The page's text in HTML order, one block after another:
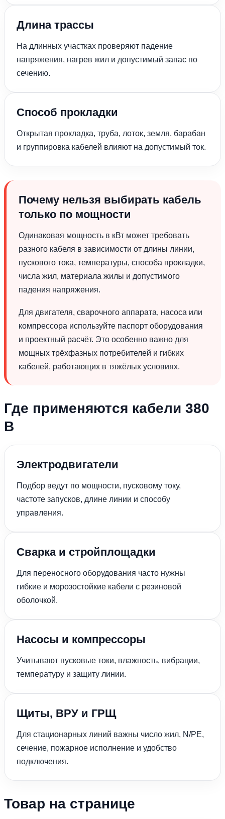
Длина трассы
На длинных участках проверяют падение
напряжения, нагрев жил и допустимый запас по
сечению.
Способ прокладки
Открытая прокладка, труба, лоток, земля, барабан
и группировка кабелей влияют на допустимый ток.
Почему нельзя выбирать кабель
только по мощности
Одинаковая мощность в кВт может требовать
разного кабеля в зависимости от длины линии,
пускового тока, температуры, способа прокладки,
числа жил, материала жилы и допустимого
падения напряжения.
Для двигателя, сварочного аппарата, насоса или
компрессора используйте паспорт оборудования
и проектный расчёт. Это особенно важно для
мощных трёхфазных потребителей и гибких
кабелей, работающих в тяжёлых условиях.
Где применяются кабели 380
В
Электродвигатели
Подбор ведут по мощности, пусковому току,
частоте запусков, длине линии и способу
управления.
Сварка и стройплощадки
Для переносного оборудования часто нужны
гибкие и морозостойкие кабели с резиновой
оболочкой.
Насосы и компрессоры
Учитывают пусковые токи, влажность, вибрации,
температуру и защиту линии.
Щиты, ВРУ и ГРЩ
Для стационарных линий важны число жил, N/PE,
сечение, пожарное исполнение и удобство
подключения.
Товар на странице